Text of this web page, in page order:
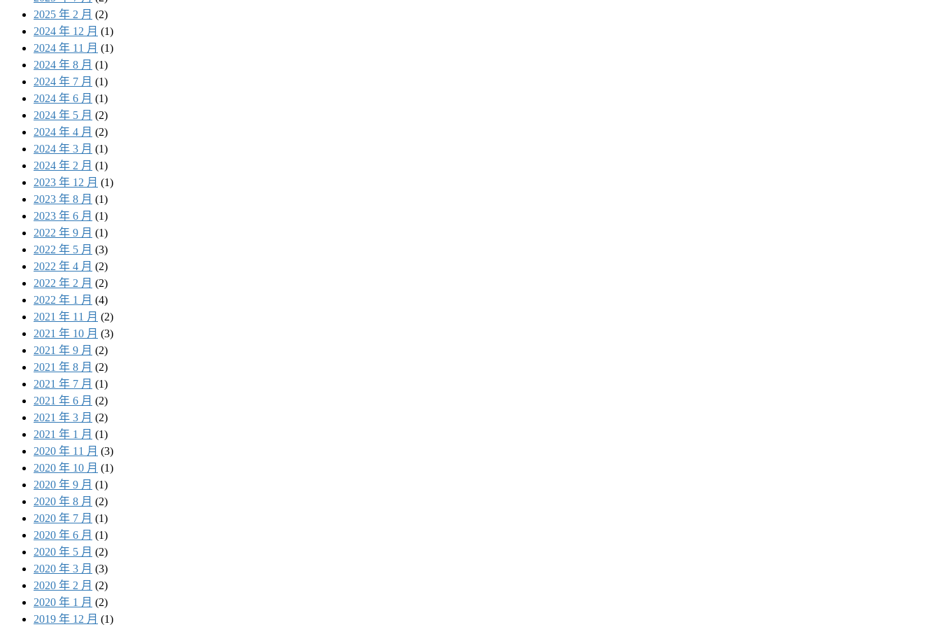
2025 年 2 月 (2)
2024 年 12 月 (1)
2024 年 11 月 (1)
2024 年 8 月 (1)
2024 年 7 月 (1)
2024 年 6 月 (1)
2024 年 5 月 (2)
2024 年 4 月 (2)
2024 年 3 月 (1)
2024 年 2 月 (1)
2023 年 12 月 (1)
2023 年 8 月 (1)
2023 年 6 月 (1)
2022 年 9 月 (1)
2022 年 5 月 (3)
2022 年 4 月 (2)
2022 年 2 月 (2)
2022 年 1 月 (4)
2021 年 11 月 (2)
2021 年 10 月 (3)
2021 年 9 月 (2)
2021 年 8 月 (2)
2021 年 7 月 (1)
2021 年 6 月 (2)
2021 年 3 月 (2)
2021 年 1 月 (1)
2020 年 11 月 (3)
2020 年 10 月 (1)
2020 年 9 月 (1)
2020 年 8 月 (2)
2020 年 7 月 (1)
2020 年 6 月 (1)
2020 年 5 月 (2)
2020 年 3 月 (3)
2020 年 2 月 (2)
2020 年 1 月 (2)
2019 年 12 月 (1)